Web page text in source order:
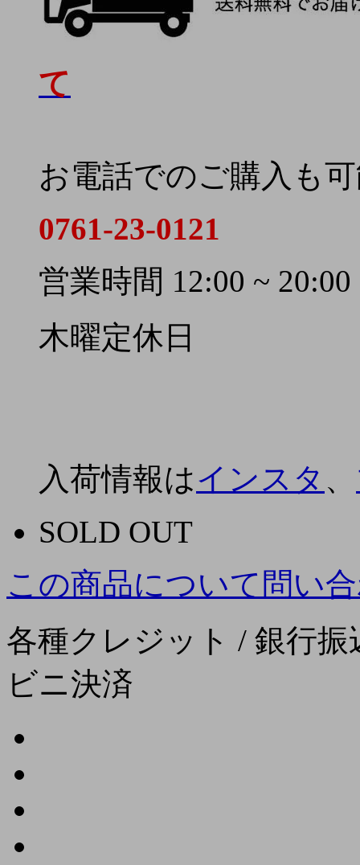
て
お電話でのご購入も
0761-23-0121
営業時間 12:00 ~ 20:00
木曜定休日
入荷情報はインスタ 、
SOLD OUT
この商品について問い
各種クレジット / 銀行
ビニ決済